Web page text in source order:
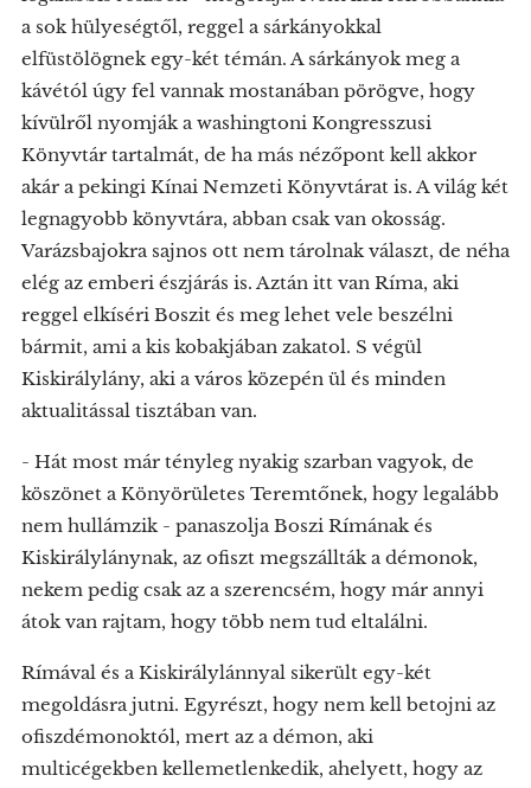
a sok hülyeségtől, reggel a sárkányokkal
elfüstölögnek egy-két témán. A sárkányok meg a
kávétól úgy fel vannak mostanában pörögve, hogy
kívülről nyomják a washingtoni Kongresszusi
Könyvtár tartalmát, de ha más nézőpont kell akkor
akár a pekingi Kínai Nemzeti Könyvtárat is. A világ két
legnagyobb könyvtára, abban csak van okosság.
Varázsbajokra sajnos ott nem tárolnak választ, de néha
elég az emberi észjárás is. Aztán itt van Ríma, aki
reggel elkíséri Boszit és meg lehet vele beszélni
bármit, ami a kis kobakjában zakatol. S végül
Kiskirálylány, aki a város közepén ül és minden
aktualitással tisztában van.
- Hát most már tényleg nyakig szarban vagyok, de
köszönet a Könyörületes Teremtőnek, hogy legalább
nem hullámzik - panaszolja Boszi Rímának és
Kiskirálylánynak, az ofiszt megszállták a démonok,
nekem pedig csak az a szerencsém, hogy már annyi
átok van rajtam, hogy több nem tud eltalálni.
Rímával és a Kiskirálylánnyal sikerült egy-két
megoldásra jutni. Egyrészt, hogy nem kell betojni az
ofiszdémonoktól, mert az a démon, aki
multicégekben kellemetlenkedik, ahelyett, hogy az